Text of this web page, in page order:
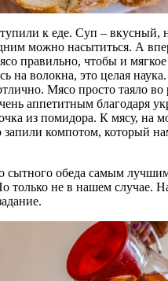
к еде. Суп – вкусный,
можно насытиться. А
правильно, чтобы и
на волокна, это целая
Мясо просто таяло во
аппетитным благодаря
из помидора. К мясу, на
запили компотом, который
сытного обеда самым
только не в нашем случае.